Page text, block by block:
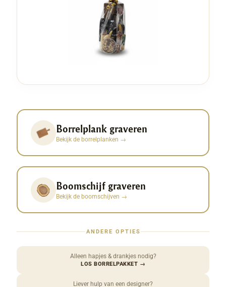
Borrelplank graveren
Bekijk de borrelplanken →
Boomschijf graveren
Bekijk de boomschijven →
ANDERE OPTIES
Alleen hapjes & drankjes nodig?
LOS BORRELPAKKET →
Liever hulp van een designer?